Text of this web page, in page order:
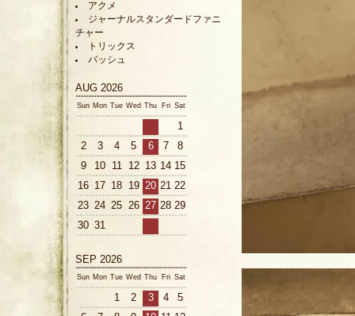
アクメ
ジャーナルスタンダードファニ
チャー
トリックス
バッシュ
AUG 2026
Sun Mon Tue Wed Thu Fri Sat
1
2
3 4 5 6 7
8
9
10 11 12 13 14 15
16 17 18 19 20 21 22
23 24 25 26 27 28 29
30 31
SEP 2026
Sun Mon Tue Wed Thu Fri Sat
1 2 3 4
5